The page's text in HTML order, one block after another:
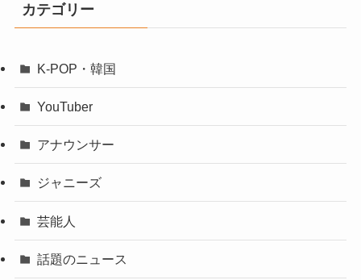
カテゴリー
K-POP・韓国
YouTuber
アナウンサー
ジャニーズ
芸能人
話題のニュース